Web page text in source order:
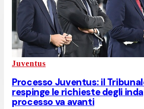
Juventus
Processo Juventus: il
respinge le richieste degli
processo va avanti